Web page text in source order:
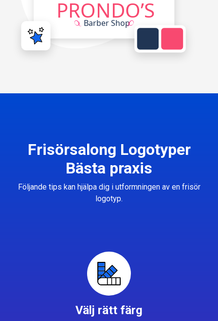
Frisörsalong Logotyper
Bästa praxis
Följande tips kan hjälpa dig i utformningen av en frisör
logotyp.
Välj rätt färg